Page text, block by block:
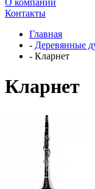
О компании
Контакты
Главная
- Деревянные
- Кларнет
Кларнет